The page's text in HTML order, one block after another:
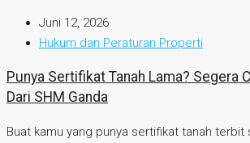
Juni 12, 2026
Hukum dan Peraturan Properti
Punya Sertifikat Tanah Lama? Segera
Dari SHM Ganda
Buat kamu yang punya sertifikat tanah terbit